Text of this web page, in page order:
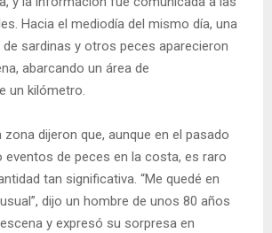
Hacia el mediodía del mismo día, una
sardinas y otros peces aparecieron
abarcando un área de
un kilómetro.
dijeron que, aunque en el pasado
eventos de peces en la costa, es raro
tan significativa. “Me quedé en
dijo un hombre de unos 80 años
y expresó su sorpresa en